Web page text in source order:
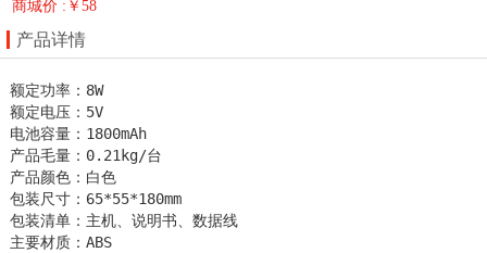
商城价 :￥58
产品详情
额定功率：8W
额定电压：5V
电池容量：1800mAh
产品毛量：0.21kg/台
产品颜色：白色
包装尺寸：65*55*180mm
包装清单：主机、说明书、数据线
主要材质：ABS